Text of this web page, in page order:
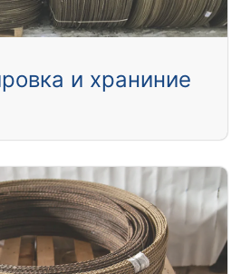
и храниние